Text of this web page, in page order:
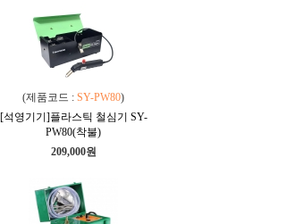
(제품코드 : SY-PW80)
[석영기기]플라스틱 철심기 SY-
PW80(착불)
209,000원